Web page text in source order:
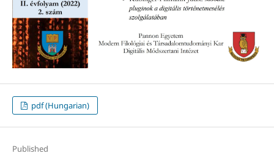
pdf (Hungarian)
Published